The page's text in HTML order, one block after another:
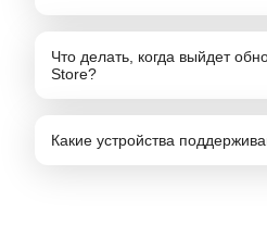
Что делать, когда выйдет
Store?
Какие устройства